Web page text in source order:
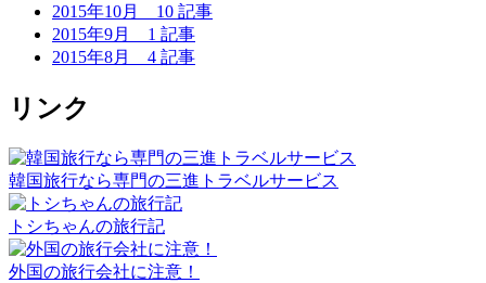
2015年10月 10 記事
2015年9月 1 記事
2015年8月 4 記事
リンク
韓国旅行なら専門の三進トラベルサービス
トシちゃんの旅行記
外国の旅行会社に注意！